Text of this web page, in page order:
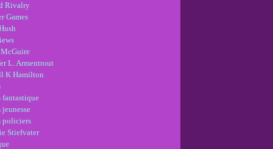
Rivalry
Games
McGuire
L. Armentrout
K Hamilton
fantastique
policiers
Stiefvater